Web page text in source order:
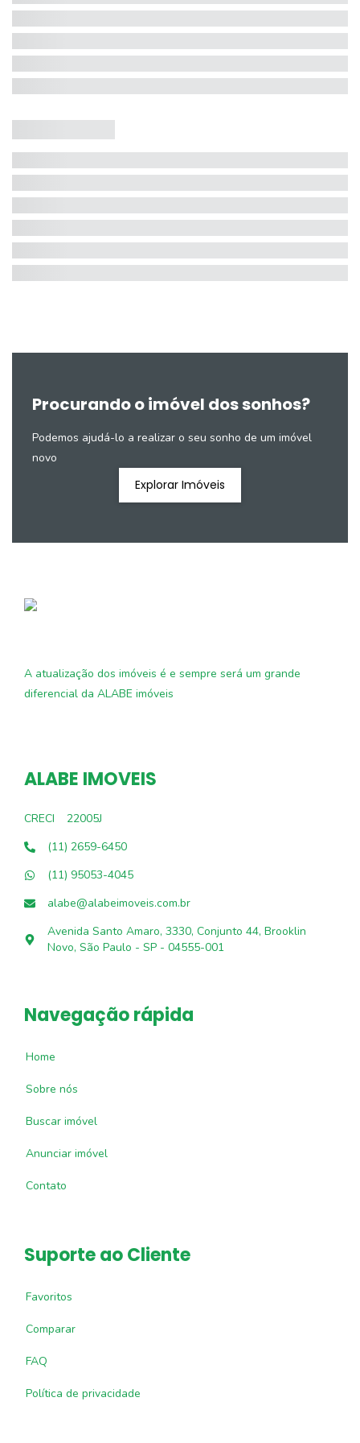
Procurando o imóvel dos sonhos?
Podemos ajudá-lo a realizar o seu sonho de um imóvel
novo
Explorar Imóveis
A atualização dos imóveis é e sempre será um grande
diferencial da ALABE imóveis
ALABE IMOVEIS
CRECI
22005J
(11) 2659-6450
(11) 95053-4045
alabe@alabeimoveis.com.br
Avenida Santo Amaro, 3330, Conjunto 44, Brooklin
Novo, São Paulo - SP - 04555-001
Navegação rápida
Home
Sobre nós
Buscar imóvel
Anunciar imóvel
Contato
Suporte ao Cliente
Favoritos
Comparar
FAQ
Política de privacidade